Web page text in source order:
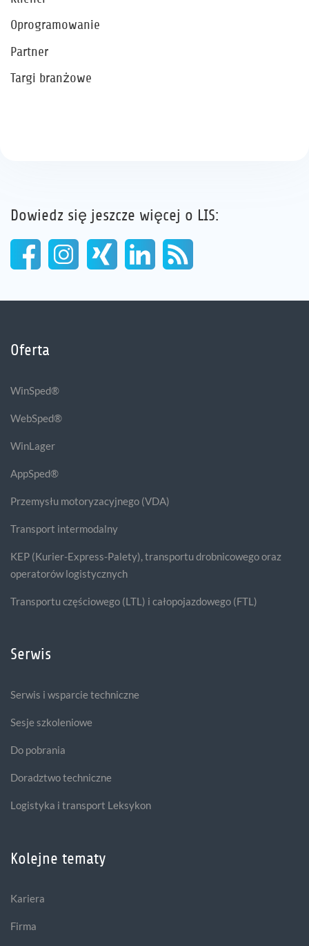
Oprogramowanie
Partner
Targi branżowe
Dowiedz się jeszcze więcej o LIS:
Oferta
WinSped®
WebSped®
WinLager
AppSped®
Przemysłu motoryzacyjnego (VDA)
Transport intermodalny
KEP (Kurier-Express-Palety), transportu drobnicowego oraz
operatorów logistycznych
Transportu częściowego (LTL) i całopojazdowego (FTL)
Serwis
Serwis i wsparcie techniczne
Sesje szkoleniowe
Do pobrania
Doradztwo techniczne
Logistyka i transport Leksykon
Kolejne tematy
Kariera
Firma